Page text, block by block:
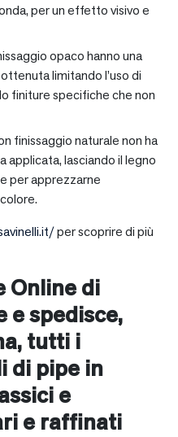
per un effetto visivo e
opaco hanno una
limitando l’uso di
finiture specifiche che non
finissaggio naturale non ha
applicata, lasciando il legno
per apprezzarne
per scoprire di più
Online di
e spedisce,
, tutti i
di pipe in
e
e raffinati